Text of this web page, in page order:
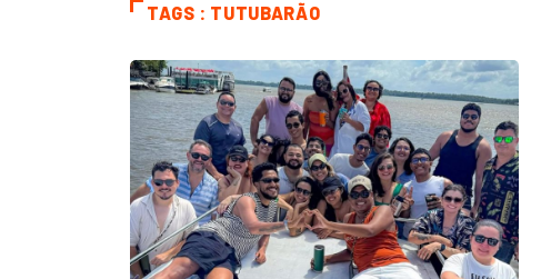
TAGS : TUTUBARÃO